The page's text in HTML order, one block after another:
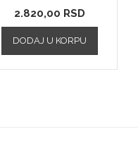
2.820,00 RSD
DODAJ U KORPU